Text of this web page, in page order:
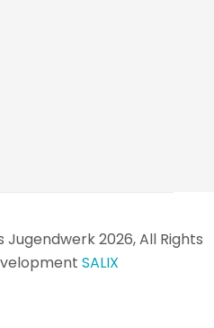
2026, All Rights
SALIX